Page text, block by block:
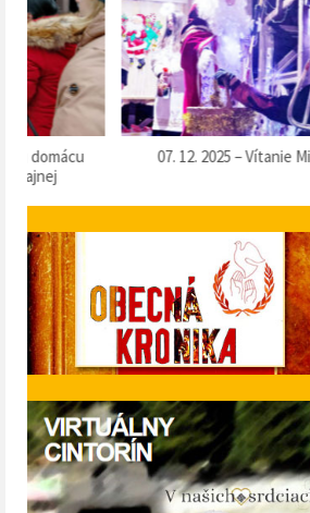
07. 12. 2025 – Vítanie Mikuláša